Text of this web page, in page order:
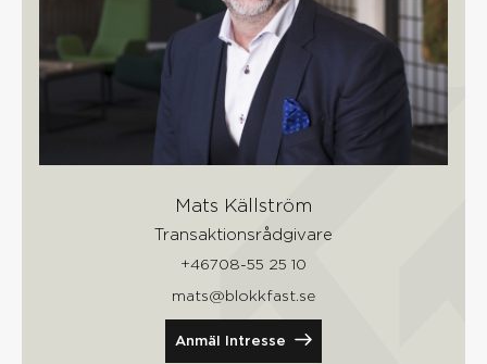
Mats Källström
Transaktionsrådgivare
+46708-55 25 10
mats@blokkfast.se
Anmäl Intresse